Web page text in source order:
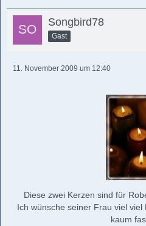
Songbird78
Gast
11. November 2009 um 12:40
Diese zwei Kerzen sind für
Ich wünsche seiner Frau viel
kaum